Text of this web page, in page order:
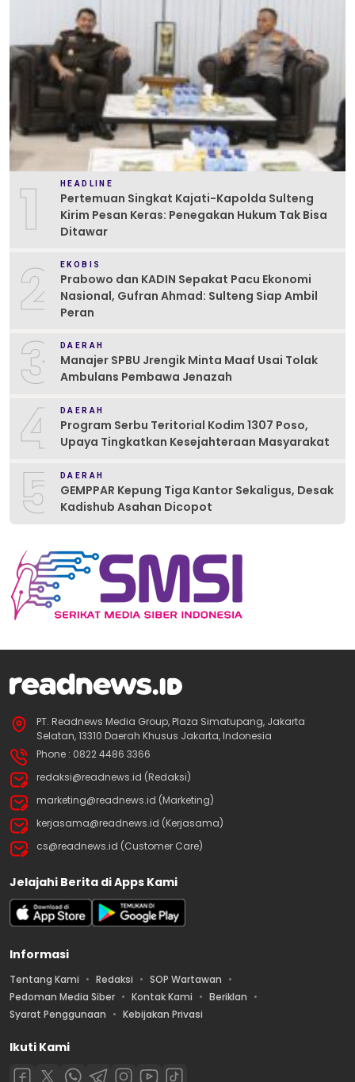
1 HEADLINE
Pertemuan Singkat Kajati-Kapolda Sulteng
Kirim Pesan Keras: Penegakan Hukum Tak Bisa
Ditawar
2 EKOBIS
Prabowo dan KADIN Sepakat Pacu Ekonomi
Nasional, Gufran Ahmad: Sulteng Siap Ambil
Peran
3 DAERAH
Manajer SPBU Jrengik Minta Maaf Usai Tolak
Ambulans Pembawa Jenazah
4 DAERAH
Program Serbu Teritorial Kodim 1307 Poso,
Upaya Tingkatkan Kesejahteraan Masyarakat
5 DAERAH
GEMPPAR Kepung Tiga Kantor Sekaligus, Desak
Kadishub Asahan Dicopot
PT. Readnews Media Group, Plaza Simatupang, Jakarta
Selatan, 13310 Daerah Khusus Jakarta, Indonesia
Phone : 0822 4486 3366
redaksi@readnews.id (Redaksi)
marketing@readnews.id (Marketing)
kerjasama@readnews.id (Kerjasama)
cs@readnews.id (Customer Care)
Jelajahi Berita di Apps Kami
Informasi
Tentang Kami Redaksi
SOP Wartawan
Pedoman Media Siber
Kontak Kami
Beriklan
Syarat Penggunaan
Kebijakan Privasi
Ikuti Kami